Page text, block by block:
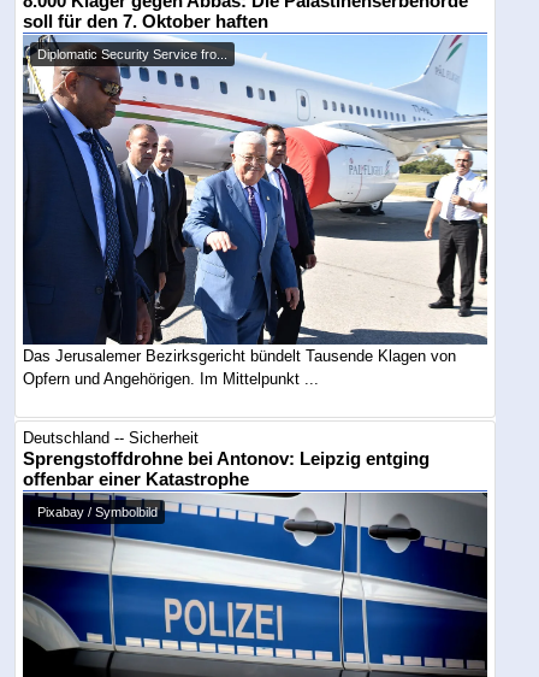
soll für den 7. Oktober haften
Diplomatic Security Service fro...
Das Jerusalemer Bezirksgericht bündelt Tausende Klagen von
Opfern und Angehörigen. Im Mittelpunkt ...
Deutschland -- Sicherheit
Sprengstoffdrohne bei Antonov: Leipzig entging
offenbar einer Katastrophe
Pixabay / Symbolbild